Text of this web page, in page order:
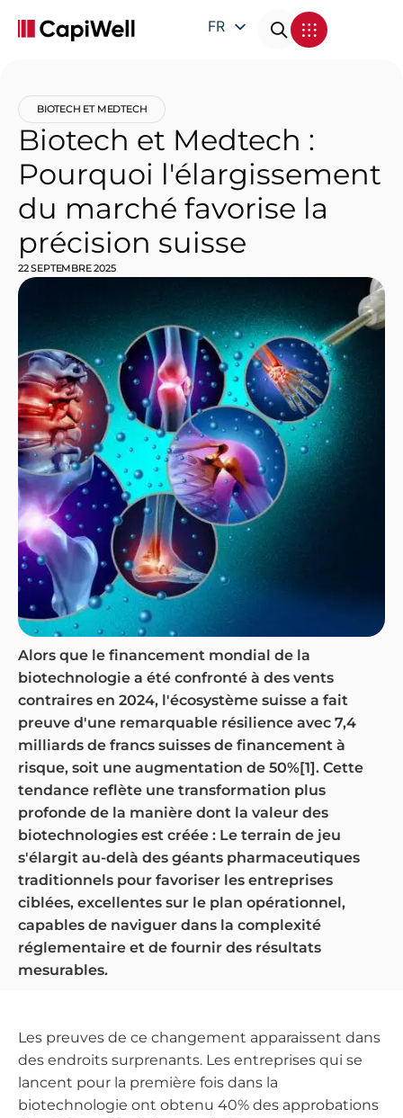
FR
BIOTECH ET MEDTECH
Biotech et Medtech :
Pourquoi l'élargissement
du marché favorise la
précision suisse
22 SEPTEMBRE 2025
Alors que le financement mondial de la
biotechnologie a été confronté à des vents
contraires en 2024, l'écosystème suisse a fait
preuve d'une remarquable résilience avec 7,4
milliards de francs suisses de financement à
risque, soit une augmentation de 50%[1]. Cette
tendance reflète une transformation plus
profonde de la manière dont la valeur des
biotechnologies est créée : Le terrain de jeu
s'élargit au-delà des géants pharmaceutiques
traditionnels pour favoriser les entreprises
ciblées, excellentes sur le plan opérationnel,
capables de naviguer dans la complexité
réglementaire et de fournir des résultats
mesurables.
Les preuves de ce changement apparaissent dans
des endroits surprenants. Les entreprises qui se
lancent pour la première fois dans la
biotechnologie ont obtenu 40% des approbations